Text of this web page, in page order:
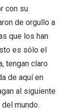
con su
de orgullo a
que los han
es sólo el
tengan claro
de aquí en
al siguiente
mundo.